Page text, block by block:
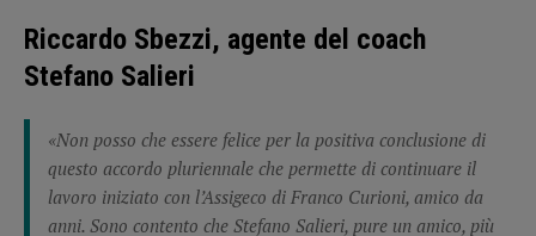
Riccardo Sbezzi, agente del coach
Stefano Salieri
«Non posso che essere felice per la positiva conclusione di
questo accordo pluriennale che permette di continuare il
lavoro iniziato con l’Assigeco di Franco Curioni, amico da
anni. Sono contento che Stefano Salieri, pure un amico, più